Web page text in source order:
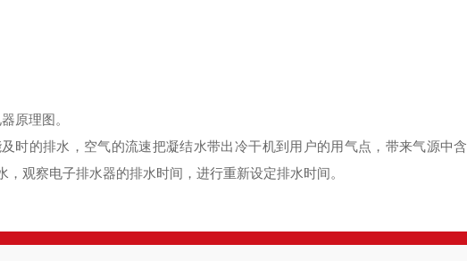
原理图。
时的排水，空气的流速把凝结水带出冷干机到用户的用气点，带来气源中含
观察电子排水器的排水时间，进行重新设定排水时间。